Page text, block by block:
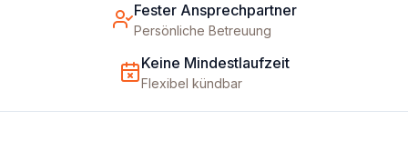
Fester Ansprechpartner
Persönliche Betreuung
Keine Mindestlaufzeit
Flexibel kündbar